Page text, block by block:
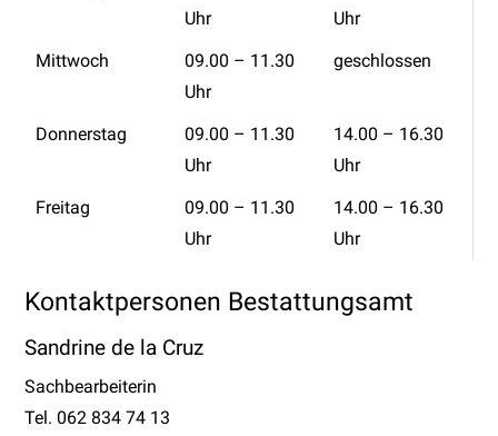
Uhr
Uhr
Mittwoch
09.00 – 11.30
Uhr
geschlossen
Donnerstag
09.00 – 11.30
Uhr
14.00 – 16.30
Uhr
Freitag
09.00 – 11.30
Uhr
14.00 – 16.30
Uhr
Kontaktpersonen Bestattungsamt
Sandrine de la Cruz
Funktion
Sachbearbeiterin
Tel. 062 834 74 13